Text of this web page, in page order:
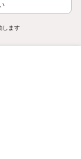
します